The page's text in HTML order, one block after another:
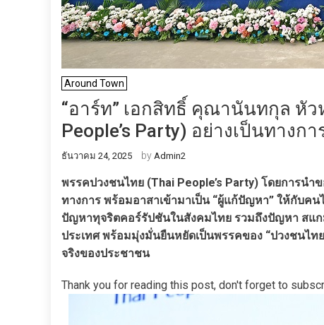
Around Town
“อาร์ท” เอกสิทธิ์ คุณานันทกุล หั
People’s Party) อย่างเป็นทางกา
ธันวาคม 24, 2025 by Admin2
พรรคปวงชนไทย (Thai People’s Party) โดยการน
ทางการ พร้อมอาสาเข้ามาเป็น “ผู้แก้ปัญหา” ให้กับค
ปัญหาทุจริตคอร์รัปชันในสังคมไทย รวมถึงปัญหา สแก
ประเทศ พร้อมมุ่งมั่นยืนหยัดเป็นพรรคของ “ปวงชนไท
จริงของประชาชน
Thank you for reading this post, don't forget to